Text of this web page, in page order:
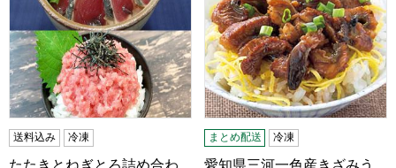
送料込み 冷凍 まとめ配送 冷凍